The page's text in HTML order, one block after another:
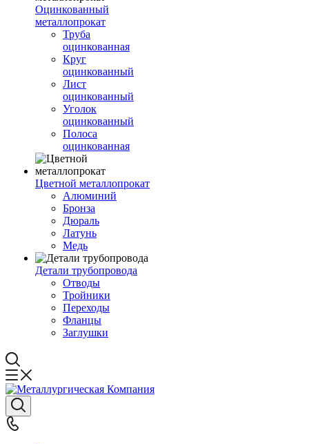
Оцинкованный
металлопрокат
Труба
оцинкованная
Круг
оцинкованный
Лист
оцинкованный
Уголок
оцинкованный
Полоса
оцинкованная
Цветной металлопрокат
Алюминий
Бронза
Дюраль
Латунь
Медь
Детали трубопровода
Отводы
Тройники
Переходы
Фланцы
Заглушки